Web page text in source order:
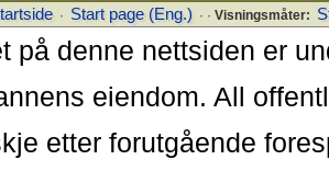
· Start page (Eng.) · · Visningsmåter:
på denne nettsiden er
eiendom. All
etter forutgående